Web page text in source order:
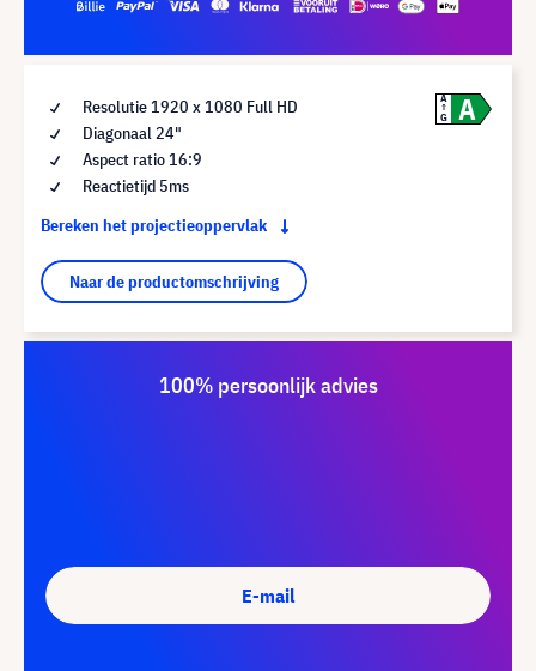
Resolutie 1920 x 1080 Full HD
Diagonaal 24"
Aspect ratio 16:9
Reactietijd 5ms
Bereken het projectieoppervlak
Naar de productomschrijving
A
G
A
100% persoonlijk advies
E-mail